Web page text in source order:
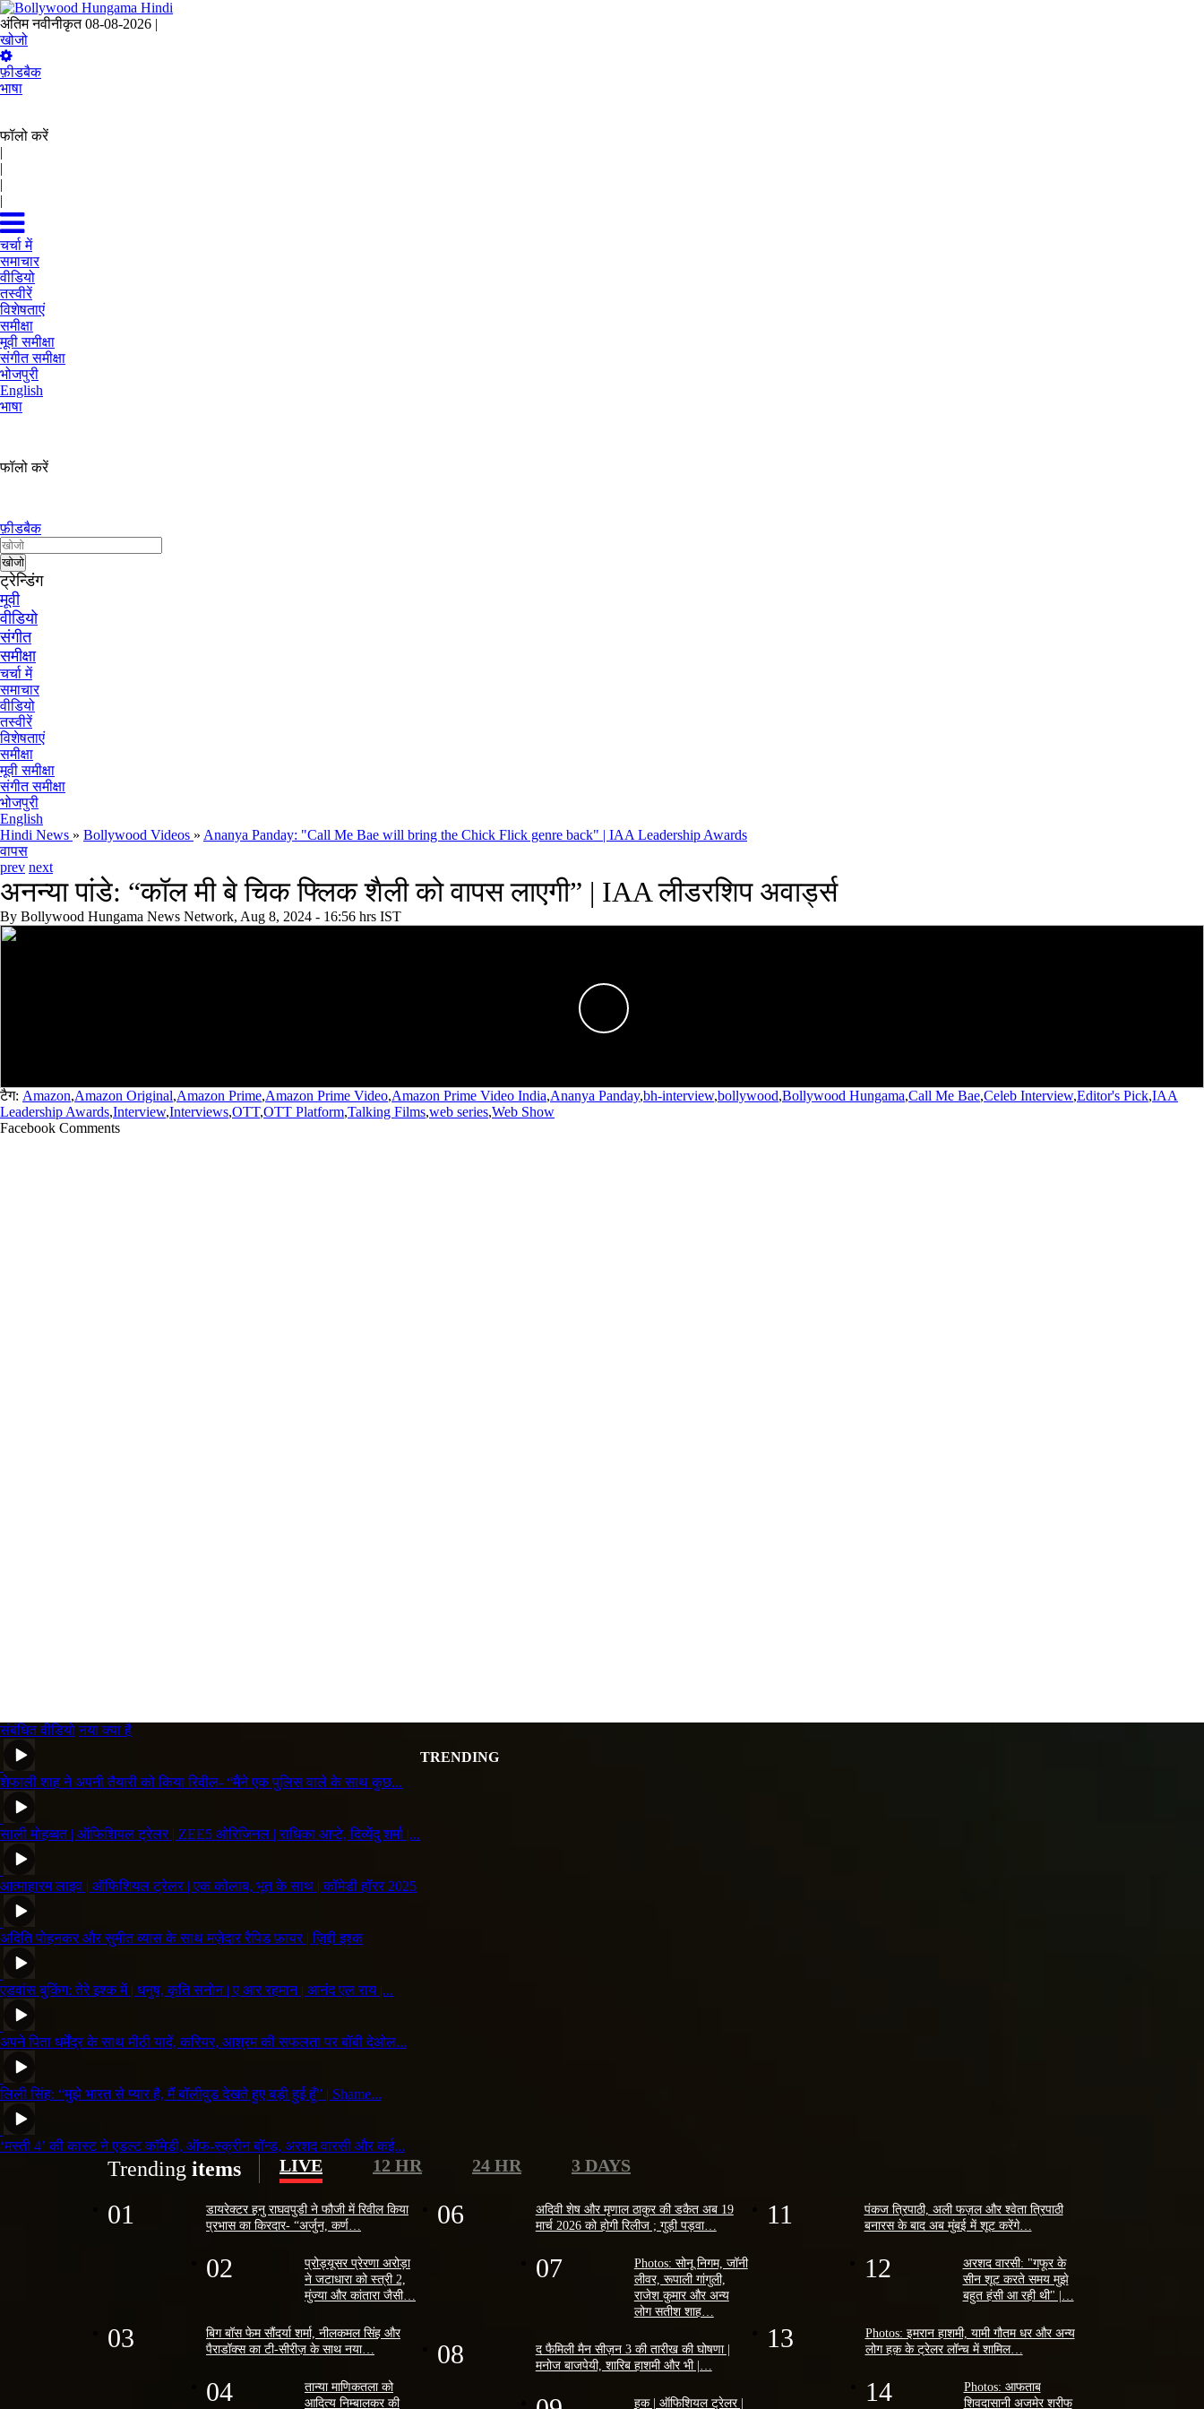
अंतिम नवीनीकृत 08-08-2026 |
खोजो
फ़ीडबैक
भाषा
फॉलो करें
|
|
|
|
चर्चा में
समाचार
वीडियो
तस्वीरें
विशेषताएं
समीक्षा
मूवी समीक्षा
संगीत समीक्षा
भोजपुरी
English
भाषा
फॉलो करें
फ़ीडबैक
ट्रेन्डिंग
मूवी
वीडियो
संगीत
समीक्षा
चर्चा में
समाचार
वीडियो
तस्वीरें
विशेषताएं
समीक्षा
मूवी समीक्षा
संगीत समीक्षा
भोजपुरी
English
Hindi News » Bollywood Videos » Ananya Panday: "Call Me Bae will bring the Chick Flick genre back" | IAA Leadership Awards
वापस
prev next
अनन्या पांडे: “कॉल मी बे चिक फ्लिक शैली को वापस लाएगी” | IAA लीडरशिप अवार्ड्स
By Bollywood Hungama News Network, Aug 8, 2024 - 16:56 hrs IST
टैग: Amazon,Amazon Original,Amazon Prime,Amazon Prime Video,Amazon Prime Video India,Ananya Panday,bh-interview,bollywood,Bollywood Hungama,Call Me Bae,Celeb Interview,Editor's Pick,IAA
Leadership Awards,Interview,Interviews,OTT,OTT Platform,Talking Films,web series,Web Show
Facebook Comments
संबंधित वीडियो नया क्या है
शेफाली शाह ने अपनी तैयारी को किया रिवील- “मैंने एक पुलिस वाले के साथ कुछ...
साली मोहब्बत | ऑफिशियल ट्रेलर | ZEE5 ओरिजिनल | राधिका आप्टे, दिव्येंदु शर्मा |...
आत्माहारम लाइव | ऑफिशियल ट्रेलर | एक कोलाब, भूत के साथ | कॉमेडी हॉरर 2025
अदिति पोहनकर और सुमीत व्यास के साथ मज़ेदार रैपिड फ़ायर | ज़िद्दी इश्क
एडवांस बुकिंग: तेरे इश्क में | धनुष, कृति सनोन | ए आर रहमान | आनंद एल राय |...
अपने पिता धर्मेंद्र के साथ मीठी यादें, करियर, आश्रम की सफलता पर बॉबी देओल...
लिली सिंह: “मुझे भारत से प्यार है, मैं बॉलीवुड देखते हुए बड़ी हुई हूँ” | Shame...
‘मस्ती 4’ की कास्ट ने एडल्ट कॉमेडी, ऑफ-स्क्रीन बॉन्ड, अरशद वारसी और कई...
TRENDING
Trending items LIVE 12 HR 24 HR 3 DAYS
01
डायरेक्टर हनु राघवपुडी ने फौजी में रिवील किया
प्रभास का किरदार- “अर्जुन, कर्ण…
02
प्रोड्यूसर प्रेरणा अरोड़ा
ने जटाधारा को स्त्री 2,
मुंज्या और कांतारा जैसी…
03
बिग बॉस फेम सौंदर्या शर्मा, नीलकमल सिंह और
पैराडॉक्स का टी-सीरीज़ के साथ नया…
04
तान्या माणिकतला को
आदित्य निम्बालकर की
06
अदिवी शेष और मृणाल ठाकुर की डकैत अब 19
मार्च 2026 को होगी रिलीज ; गुड़ी पड़वा…
07
Photos: सोनू निगम, जॉनी
लीवर, रूपाली गांगुली,
राजेश कुमार और अन्य
लोग सतीश शाह…
08
द फैमिली मैन सीज़न 3 की तारीख की घोषणा |
मनोज बाजपेयी, शारिब हाशमी और भी |…
हक | ऑफिशियल ट्रेलर |
11
पंकज त्रिपाठी, अली फज़ल और श्वेता त्रिपाठी
बनारस के बाद अब मुंबई में शूट करेंगे…
12
अरशद वारसी: "गफूर के
सीन शूट करते समय मुझे
बहुत हंसी आ रही थी" |…
13
Photos: इमरान हाशमी, यामी गौतम धर और अन्य
लोग हक़ के ट्रेलर लॉन्च में शामिल…
14
Photos: आफताब
शिवदासानी अजमेर शरीफ